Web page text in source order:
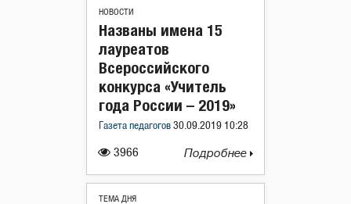
НОВОСТИ
3966
Названы имена 15
лауреатов
Всероссийского
конкурса «Учитель
года России – 2019»
Газета педагогов 30.09.2019 10:28
Подробнее
ТЕМА ДНЯ